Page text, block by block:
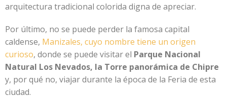
arquitectura tradicional colorida digna de apreciar.
Por último, no se puede perder la famosa capital
caldense, Manizales, cuyo nombre tiene un origen
curioso, donde se puede visitar el Parque Nacional
Natural Los Nevados, la Torre panorámica de Chipre
y, por qué no, viajar durante la época de la Feria de esta
ciudad.